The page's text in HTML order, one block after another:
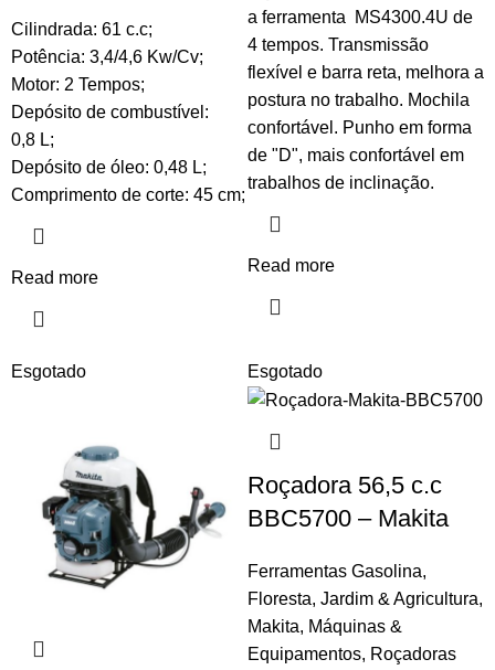
Cilindrada: 61 c.c;
Potência: 3,4/4,6 Kw/Cv;
Motor: 2 Tempos;
Depósito de combustível:
0,8 L;
Depósito de óleo: 0,48 L;
Comprimento de corte: 45 cm;
Read more
a ferramenta MS4300.4U de
4 tempos. Transmissão
flexível e barra reta, melhora a
postura no trabalho. Mochila
confortável. Punho em forma
de "D", mais confortável em
trabalhos de inclinação.
Read more
Esgotado Esgotado
Roçadora 56,5 c.c
BBC5700 – Makita
Ferramentas Gasolina,
Floresta, Jardim & Agricultura,
Makita, Máquinas &
Equipamentos, Roçadoras